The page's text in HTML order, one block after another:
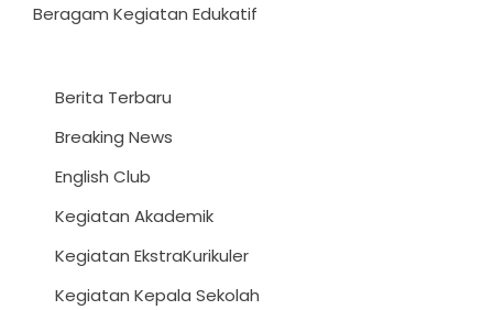
Beragam Kegiatan Edukatif
Berita Terbaru
Breaking News
English Club
Kegiatan Akademik
Kegiatan EkstraKurikuler
Kegiatan Kepala Sekolah